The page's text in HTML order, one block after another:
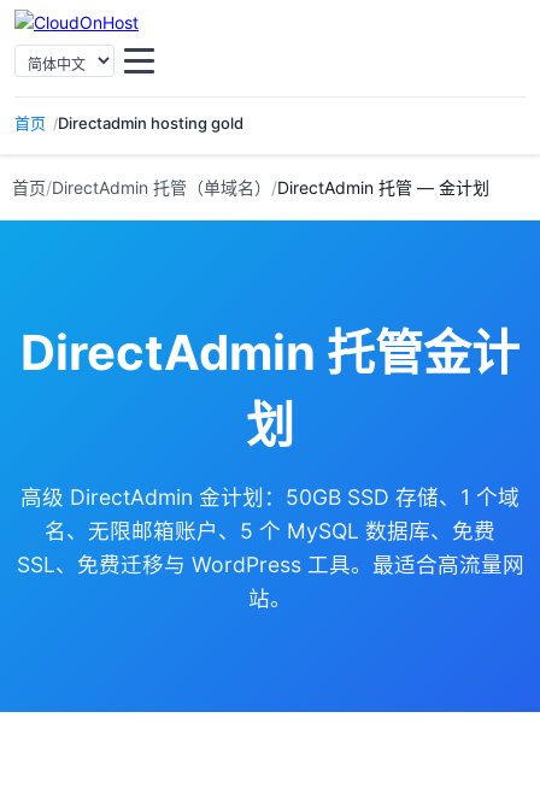
首页 Directadmin hosting gold
选择语言
首页/DirectAdmin 托管（单域名） /DirectAdmin 托管 — 金计划
DirectAdmin 托管金计
划
高级 DirectAdmin 金计划：50GB SSD 存储、1 个域
名、无限邮箱账户、5 个 MySQL 数据库、免费
SSL、免费迁移与 WordPress 工具。最适合高流量网
站。